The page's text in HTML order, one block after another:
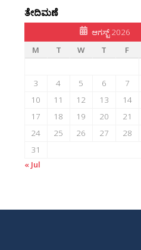
ತೇದಿಮಣೆ
ಆಗಸ್ಟ್ 2026
M
T W T F
3
4 5 6 7
10
11 12 13 14
17
18 19 20 21
24
25 26 27 28
31
« Jul